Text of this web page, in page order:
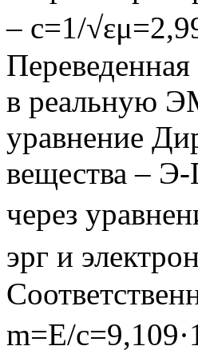
– с=1/
в реальную
уравнение
вещества –
через
эрг и
m=E/